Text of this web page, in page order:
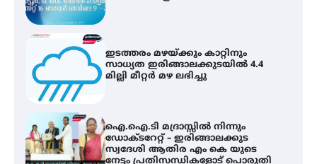
ഇടത്തരം മഴയ്ക്കും കാറ്റിനും
സാധ്യത ഇരിങ്ങാലക്കുടയിൽ 4.4
മില്ലി മീറ്റർ മഴ ലഭിച്ചു
ഐ.ഐ.ടി മദ്രാസ്സിൽ നിന്നും
ഡോക്ടറേറ്റ് – ഇരിങ്ങാലക്കുട
സ്വദേശി ആതിര എം കെ യുടെ
നേട്ടം പ്രതിസന്ധികളോട് പൊരുതി